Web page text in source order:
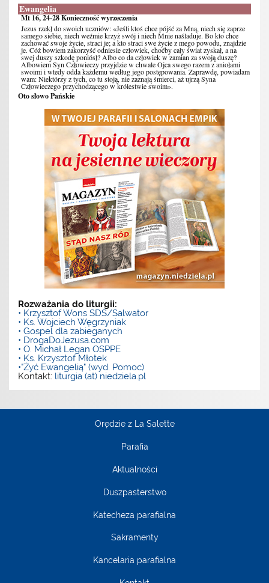
Ewangelia
Mt 16, 24-28 Konieczność wyrzeczenia
Jezus rzekł do swoich uczniów: «Jeśli ktoś chce pójść za Mną, niech się zaprze
samego siebie, niech weźmie krzyż swój i niech Mnie naśladuje. Bo kto chce
zachować swoje życie, straci je; a kto straci swe życie z mego powodu, znajdzie
je. Cóż bowiem zakorzyść odniesie człowiek, choćby cały świat zyskał, a na
swej duszy szkodę poniósł? Albo co da człowiek w zamian za swoją duszę?
Albowiem Syn Człowieczy przyjdzie w chwale Ojca swego razem z aniołami
swoimi i wtedy odda każdemu według jego postępowania. Zaprawdę, powiadam
wam: Niektórzy z tych, co tu stoją, nie zaznają śmierci, aż ujrzą Syna
Człowieczego przychodzącego w królestwie swoim».
Oto słowo Pańskie
Rozważania do liturgii:
• Krzysztof Wons SDS/Salwator
• Ks. Wojciech Węgrzyniak
• Gospel dla zabieganych
• DrogaDoJezusa.com
• O. Michał Legan OSPPE
• Ks. Krzysztof Młotek
•"Żyć Ewangelią" (wyd. Pomoc)
Kontakt: liturgia (at) niedziela.pl
Orędzie z La Salette
Parafia
Aktualności
Duszpasterstwo
Katecheza parafialna
Sakramenty
Kancelaria parafialna